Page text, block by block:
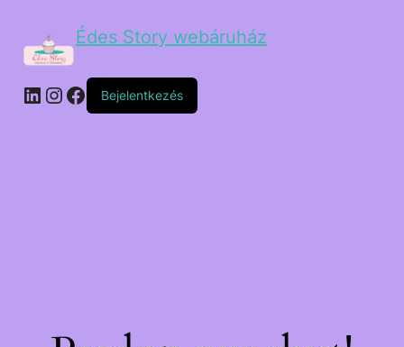
Édes Story webáruház
Bejelentkezés